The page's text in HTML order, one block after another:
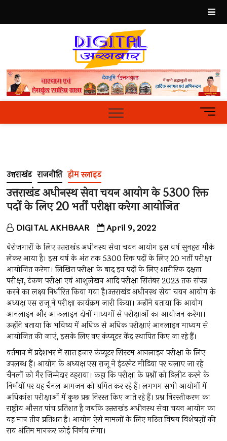
content
Hindi
News
PortalM
e
t
o
उत्तराखंड राजनीति होम स्लाइड
उत्तराखंड अधीनस्थ सेवा चयन आयोग के 5300 रिक्त
पदों के लिए 20 भर्ती परीक्षा करेगा आयोजित
DIGITAL AKHBAAR April 9, 2022
बेरोजगारों के लिए उत्तराखंड अधीनस्थ सेवा चयन आयोग इस वर्ष सुनहरा मौके
लेकर आया है। इस वर्ष के अंत तक 5300 रिक्त पदों के लिए 20 भर्ती परीक्षा
आयोजित करेगा। लिखित परीक्षा के बाद इन पदों के लिए शारीरिक दक्षता
परीक्षा, टंकण परीक्षा एवं आशुलेखन आदि परीक्षा सितंबर 2023 तक संपन्न
करने का लक्ष्य निर्धारित किया गया है।उत्तराखंड अधीनस्थ सेवा चयन आयोग के
अध्यक्ष एस राजू ने परीक्षा कार्यक्रम जारी किया। उन्होंने बताया कि आयोग
आनलाइन और आफलाइन दोनों माध्यमों से परीक्षाओं का आयोजन करेगा।
उन्होंने बताया कि भविष्य में अधिक से अधिक परीक्षाएं आनलाइन माध्यम से
आयोजित की जाएं, इसके लिए नए कंप्यूटर केंद्र स्थापित किए जा रहे हैं।
वर्तमान में प्रदेशभर में सात हजार कंप्यूटर सिस्टम आनलाइन परीक्षा के लिए
उपलब्ध हैं। आयोग के अध्यक्ष एस राजू ने इंटरनेट मीडिया पर चलाए जा रहे
चैनलों को गैर जिम्मेदार ठहराया। कहा कि परीक्षा के प्रश्नों को डिलीट करने के
निर्णयों पर यह चैनल आमजन को भ्रमित कर रहे हैं। लगभग सभी आयोगों में
अधिकांश परीक्षाओं में कुछ प्रश्न निरस्त किए जाते रहे हैं। प्रश्न निरस्तीकरण का
राष्ट्रीय औसत पांच प्रतिशत है जबकि उत्तराखंड अधीनस्थ सेवा चयन आयोग का
यह मात्र तीन प्रतिशत है। आयोग ऐसे मामलों के लिए गठित विषय विशेषज्ञों की
राय अंतिम मानकर कोई निर्णय लेगा।